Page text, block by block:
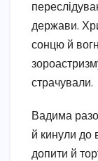
держави.
сонцю й
страчували.
Вадима
й кинули до
допити й